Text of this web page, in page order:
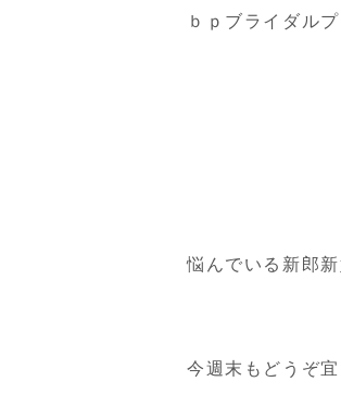
ｂｐブライダル
悩んでいる新郎
今週末もどうぞ